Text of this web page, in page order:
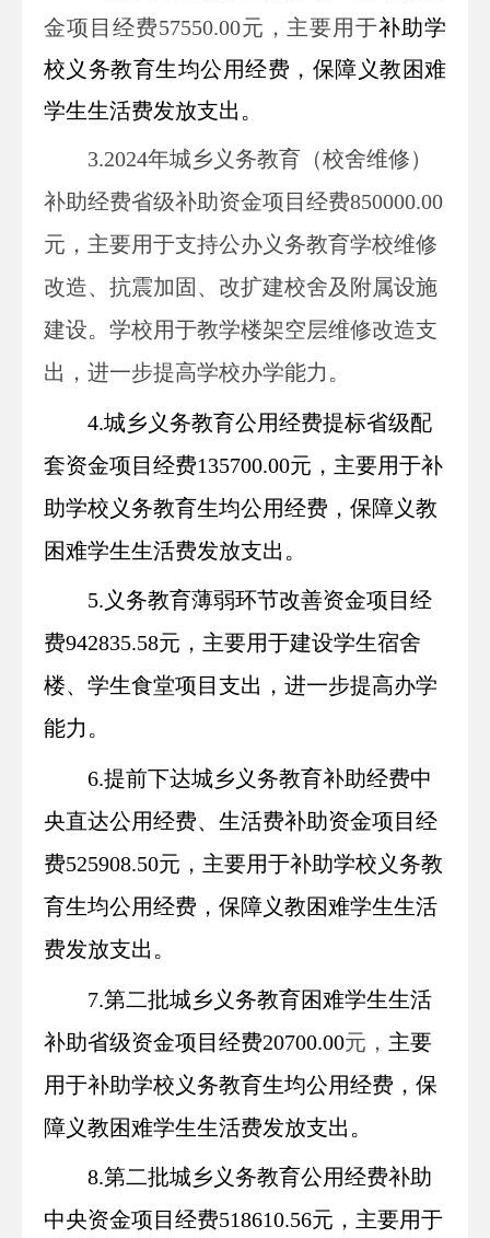
金项目经费57550.00元，主要用于补助学
校义务教育生均公用经费，保障义教困难
学生生活费发放支出 。
3.2024年城乡义务教育（校舍维修）
补助经费省级补助资金项目经费850000.00
元，主要用于支持公办义务教育学校维修
改造、抗震加固、改扩建校舍及附属设施
建设。学校用于教学楼架空层维修改造支
出，进一步提高学校办学能力。
4.城乡义务教育公用经费提标省级配
套资金项目经费135700.00元，主要用于补
助学校义务教育生均公用经费，保障义教
困难学生生活费发放支出。
5.义务教育薄弱环节改善资金项目经
费942835.58元，主要用于建设学生宿舍
楼、学生食堂项目支出，进一步提高办学
能力 。
6.提前下达城乡义务教育补助经费中
央直达公用经费、生活费补助资金项目经
费525908.50元，主要用于补助学校义务教
育生均公用经费，保障义教困难学生生活
费发放支出。
7.第二批城乡义务教育困难学生生活
补助省级资金项目经费20700.00元， 主要
用于补助学校义务教育生均公用经费，保
障义教困难学生生活费发放支出 。
8.第二批城乡义务教育公用经费补助
中央资金项目经费518610.56元，主要用于